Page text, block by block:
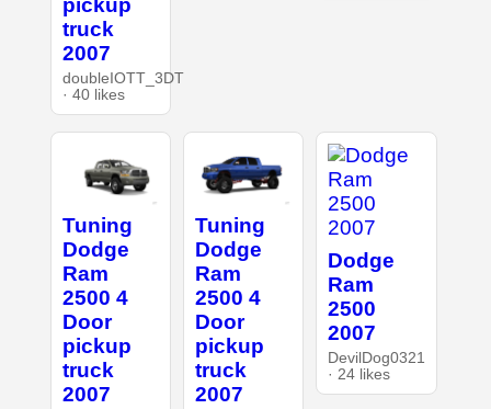
pickup
truck
2007
doubleIOTT_3DT
· 40 likes
Tuning
Dodge
Ram
2500 4
Door
pickup
truck
2007
Tuning
Dodge
Ram
2500 4
Door
pickup
truck
2007
Dodge
Ram
2500
2007
DevilDog0321
· 24 likes